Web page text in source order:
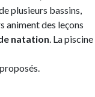
plusieurs bassins,
animent des leçons
natation. La piscine